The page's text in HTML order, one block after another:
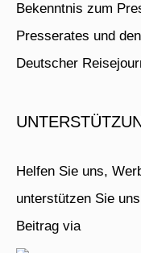
Bekenntnis zum
Presserates und
Deutscher
Helfen Sie uns,
unterstützen Sie
Beitrag via